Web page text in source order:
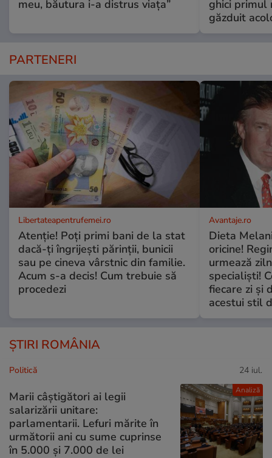
meu, băutura i-a distrus viața”
ghici primul
găzduit
PARTENERI
Libertateapentrufemei.ro
Atenție! Poți primi bani de la stat
dacă-ți îngrijești părinții, bunicii
sau pe cineva vârstnic din familie.
Acum s-a decis! Cum trebuie să
procedezi
Avantaje.ro
Dieta
oricine!
urmează
specialiști!
fiecare zi și
acestui stil
ȘTIRI ROMÂNIA
Analiză
Politică 24 iul.
Marii câștigători ai legii
salarizării unitare:
parlamentarii. Lefuri mărite în
următorii ani cu sume cuprinse
în 5.000 și 7.000 de lei